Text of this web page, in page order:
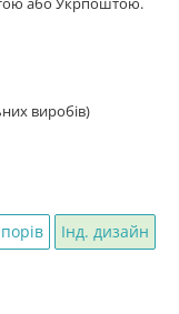
виробів)
Інд. дизайн